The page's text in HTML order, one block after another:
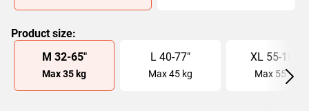
Product size:
Slide 1 of 4
M 32-65"
Max35 kg
L 40-77"
Max45 kg
XL 55-100
Max 55kg